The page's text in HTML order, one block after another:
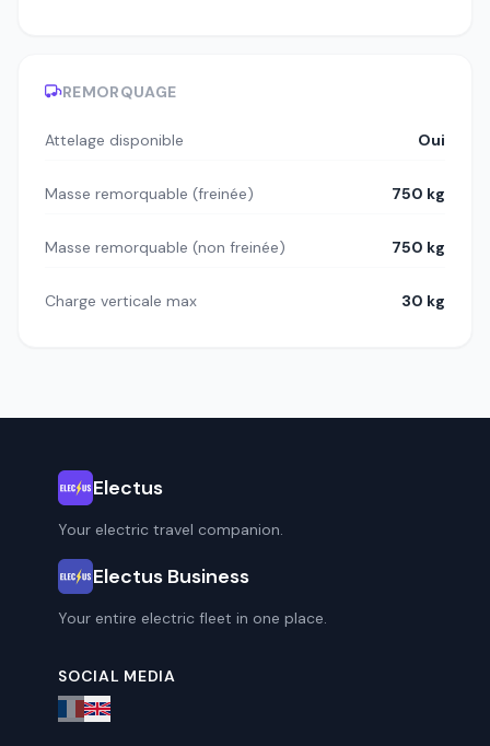
REMORQUAGE
Attelage disponible Oui
Masse remorquable (freinée) 750 kg
Masse remorquable (non freinée) 750 kg
Charge verticale max 30 kg
Electus
Your electric travel companion.
Electus Business
Your entire electric fleet in one place.
SOCIAL MEDIA